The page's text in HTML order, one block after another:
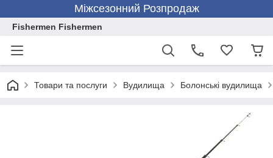
Міжсезонний Розпродаж
Fishermen Fishermen
Товари та послуги Вудилища Болонські вудилища